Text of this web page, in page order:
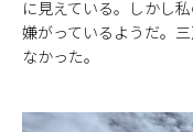
に見えている。しかし
嫌がっているようだ。
なかった。